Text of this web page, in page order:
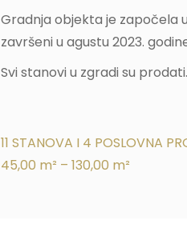
Gradnja objekta je započela
završeni u agustu 2023.
Svi stanovi u zgradi su prodati.
11 STANOVA I 4 POSLOVNA
45,00 m² – 130,00 m²